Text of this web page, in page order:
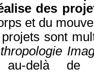
des
et du
sont
delà de